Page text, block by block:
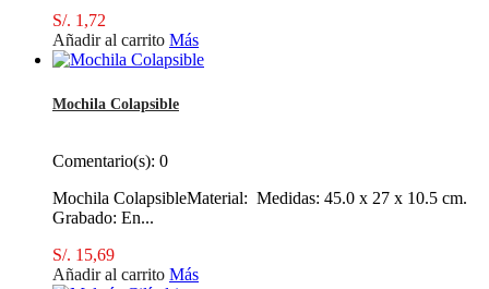
S/. 1,72
Añadir al carrito Más
Mochila Colapsible
Comentario(s): 0
Mochila ColapsibleMaterial: Medidas: 45.0 x 27 x 10.5 cm.
Grabado: En...
S/. 15,69
Añadir al carrito Más